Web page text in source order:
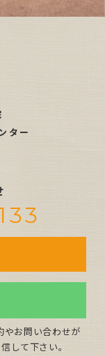
ター
やお問い合わせが
して下さい。